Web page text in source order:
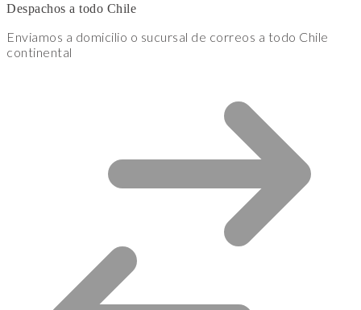
Despachos a todo Chile
Enviamos a domicilio o sucursal de correos a todo Chile
continental